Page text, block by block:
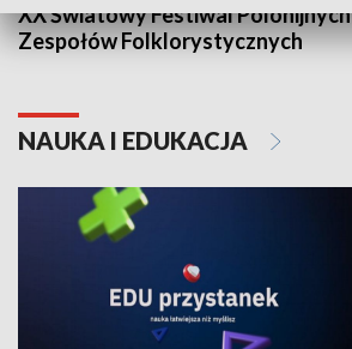
XX Światowy Festiwal Polonijnych
Zespołów Folklorystycznych
NAUKA I EDUKACJA